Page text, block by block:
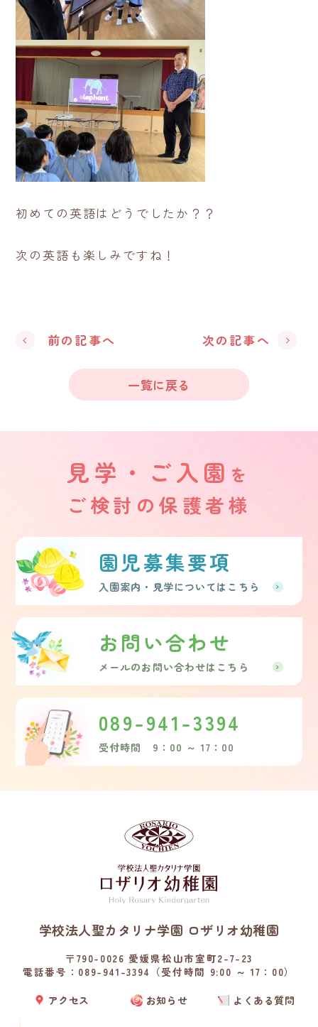
初めての英語はどうでしたか？？
次の英語も楽しみですね！
前の記事へ 次の記事へ
一覧に戻る
見学・ご入園 を
ご検討の保護者様
園児募集要項
入園案内・見学についてはこちら
お問い合わせ
メールのお問い合わせはこちら
089-941-3394
受付時間 9：00 ～ 17：00
学校法人聖カタリナ学園 ロザリオ幼稚園
〒790-0026 愛媛県松山市室町2-7-23
電話番号：089-941-3394（受付時間 9:00 ～ 17：00）
アクセス お知らせ よくある質問